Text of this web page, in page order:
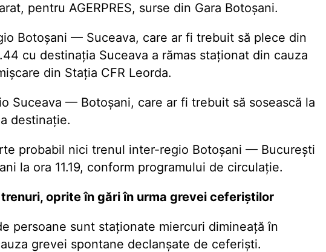
pentru AGERPRES, surse din Gara Botoșani.
Botoșani — Suceava, care ar fi trebuit să plece din
cu destinația Suceava a rămas staționat din cauza
din Stația CFR Leorda.
Suceava — Botoșani, care ar fi trebuit să sosească la
destinație.
probabil nici trenul inter-regio Botoșani — București
la ora 11.19, conform programului de circulație.
oprite în gări în urma grevei ceferiștilor
persoane sunt staționate miercuri dimineață în
grevei spontane declanșate de ceferiști.